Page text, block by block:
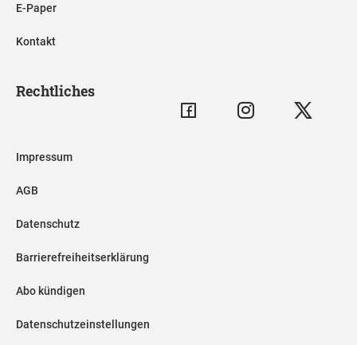
E-Paper
Kontakt
Rechtliches
Impressum
AGB
Datenschutz
Barrierefreiheitserklärung
Abo kündigen
Datenschutzeinstellungen